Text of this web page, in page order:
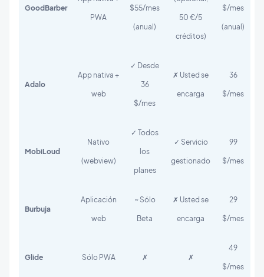
GoodBarber
PWA
$55/mes
(anual)
50 €/5
créditos)
$/mes
(anual)
Adalo
App nativa +
web
✓ Desde
36
$/mes
✗ Usted se
encarga
36
$/mes
MobiLoud
Nativo
(webview)
✓ Todos
los
planes
✓ Servicio
gestionado
99
$/mes
Burbuja
Aplicación
web
~ Sólo
Beta
✗ Usted se
encarga
29
$/mes
Glide Sólo PWA ✗ ✗
49
$/mes